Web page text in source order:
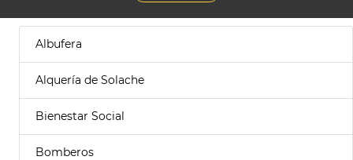
Albufera
Alquería de Solache
Bienestar Social
Bomberos